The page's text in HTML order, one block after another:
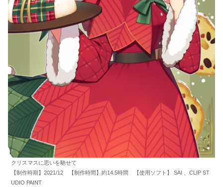
クリスマスに思いを馳せて
【制作時期】2021/12 【制作時間】約14.5時間 【使用ソフト】 SAI 、CLIP ST
UDIO PAINT